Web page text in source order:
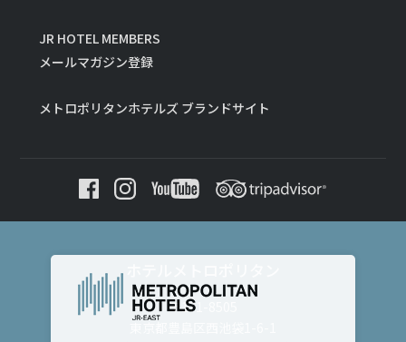
JR HOTEL MEMBERS
メールマガジン登録
メトロポリタンホテルズ ブランドサイト
〒171-8505